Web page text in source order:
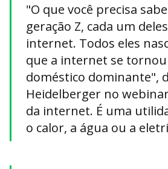
"O que você precisa
geração Z, cada um
internet. Todos eles
que a internet se
doméstico dominante",
Heidelberger no
da internet. É uma
o calor, a água ou a